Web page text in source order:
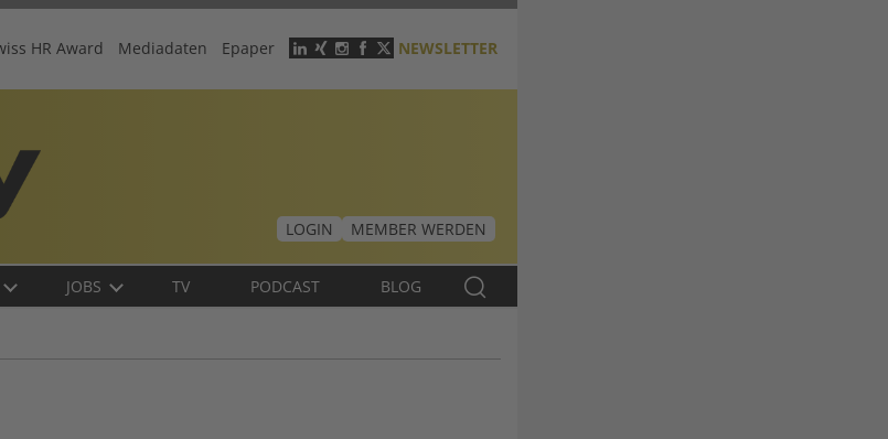
Header
menu
HR Award Mediadaten Epaper NEWSLETTER
LOGIN
MEMBER WERDEN
JOBS TV PODCAST BLOG